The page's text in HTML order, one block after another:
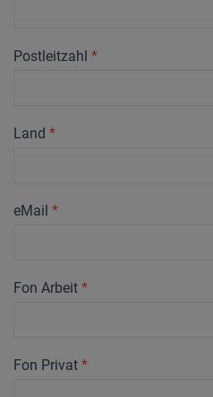
Postleitzahl *
Land *
eMail *
Fon Arbeit *
Fon Privat *